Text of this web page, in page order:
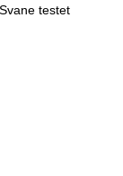
testet